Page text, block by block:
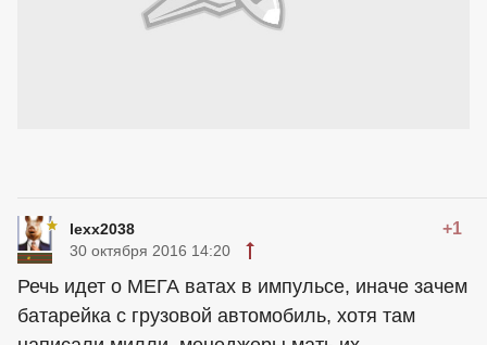
lexx2038 +1
30 октября 2016 14:20
Речь идет о МЕГА ватах в импульсе, иначе зачем
батарейка с грузовой автомобиль, хотя там